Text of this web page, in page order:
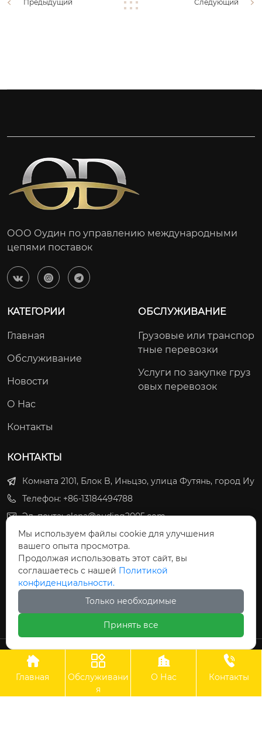
Предыдущий Следующий
ООО Оудин по управлению международными
цепями поставок
  
КАТЕГОРИИ
Главная
Обслуживание
Новости
О Нас
Контакты
ОБСЛУЖИВАНИЕ
Грузовые или транспор
тные перевозки
Услуги по закупке груз
овых перевозок
КОНТАКТЫ
Комната 2101, Блок B, Иньцзо, улица Футянь, город Иу
Телефон: +86-13184494788
Эл. почта: elena@ouding2005.com
Света: +79645879333
Света: +8613184494788
Юля: +8613049929295
Елена: +79636039888
ООО Оудин по управлению международными
цепями поставок

Главная

Обслуживани
я

О Нас

Контакты
Мы используем файлы cookie для улучшения
вашего опыта просмотра.
Продолжая использовать этот сайт, вы
соглашаетесь с нашей Политикой
конфиденциальности.
Только необходимые
Принять все